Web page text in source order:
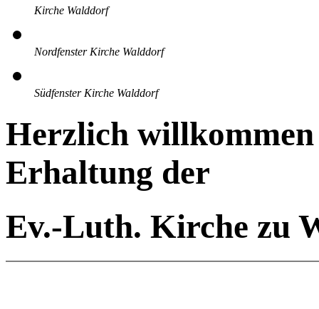
Kirche Walddorf
Nordfenster Kirche Walddorf
Südfenster Kirche Walddorf
Herzlich
Erhaltung der
Ev.-Luth. Kirche zu